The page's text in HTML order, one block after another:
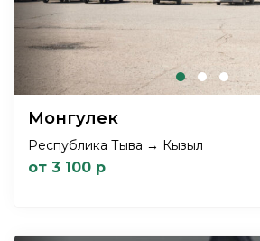
Монгулек
Республика Тыва → Кызыл
от 3 100 р